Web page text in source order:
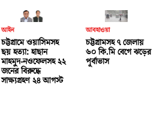
আইন
চট্টগ্রামে ওয়াসিমসহ
ছয় হত্যা: হাছান
মাহমুদ-নওফেলসহ ২২
জনের বিরুদ্ধে
সাক্ষ্যগ্রহণ ২৪ আগস্ট
আবহাওয়া
চট্টগ্রামসহ ৭ জেলায়
৬০ কি.মি বেগে ঝড়ের
পূর্বাভাস